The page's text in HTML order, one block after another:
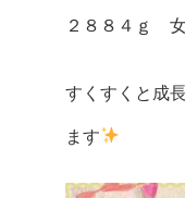
２８８４ｇ
すくすくと成
ます